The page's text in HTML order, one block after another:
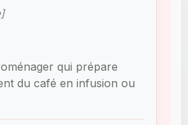
qui prépare
du café en infusion ou